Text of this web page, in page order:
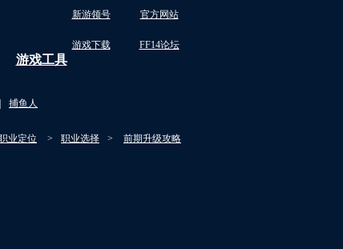
游戏工具
新游领号 官方网站
游戏下载 FF14论坛
捕鱼人
业定位 > 职业选择 >
前期升级攻略